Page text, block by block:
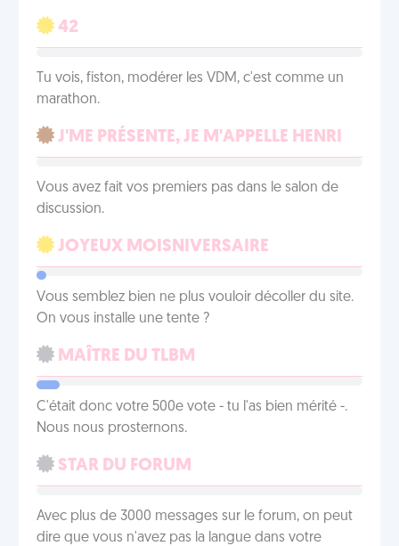
42
Tu vois, fiston, modérer les VDM, c'est comme un
marathon.
J'ME PRÉSENTE, JE M'APPELLE HENRI
Vous avez fait vos premiers pas dans le salon de
discussion.
JOYEUX MOISNIVERSAIRE
Vous semblez bien ne plus vouloir décoller du site.
On vous installe une tente ?
MAÎTRE DU TLBM
C'était donc votre 500e vote - tu l'as bien mérité -.
Nous nous prosternons.
STAR DU FORUM
Avec plus de 3000 messages sur le forum, on peut
dire que vous n'avez pas la langue dans votre